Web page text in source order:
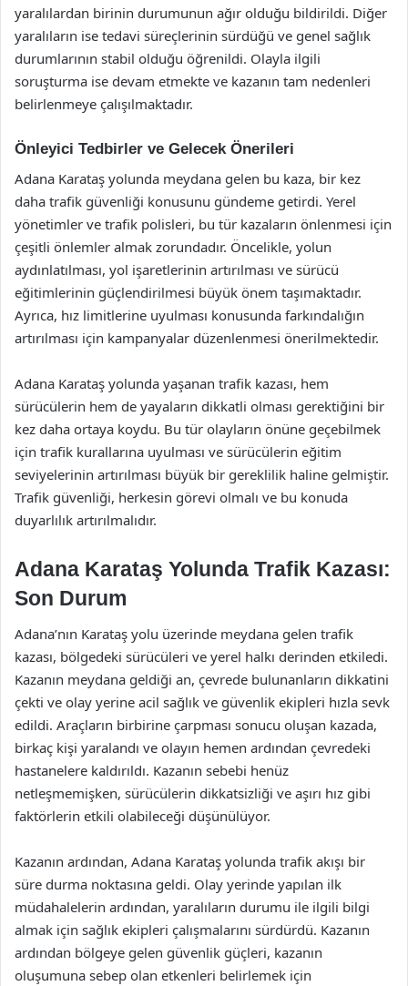
yaralılardan birinin durumunun ağır olduğu bildirildi. Diğer
yaralıların ise tedavi süreçlerinin sürdüğü ve genel sağlık
durumlarının stabil olduğu öğrenildi. Olayla ilgili
soruşturma ise devam etmekte ve kazanın tam nedenleri
belirlenmeye çalışılmaktadır.
Önleyici Tedbirler ve Gelecek Önerileri
Adana Karataş yolunda meydana gelen bu kaza, bir kez
daha trafik güvenliği konusunu gündeme getirdi. Yerel
yönetimler ve trafik polisleri, bu tür kazaların önlenmesi için
çeşitli önlemler almak zorundadır. Öncelikle, yolun
aydınlatılması, yol işaretlerinin artırılması ve sürücü
eğitimlerinin güçlendirilmesi büyük önem taşımaktadır.
Ayrıca, hız limitlerine uyulması konusunda farkındalığın
artırılması için kampanyalar düzenlenmesi önerilmektedir.
Adana Karataş yolunda yaşanan trafik kazası, hem
sürücülerin hem de yayaların dikkatli olması gerektiğini bir
kez daha ortaya koydu. Bu tür olayların önüne geçebilmek
için trafik kurallarına uyulması ve sürücülerin eğitim
seviyelerinin artırılması büyük bir gereklilik haline gelmiştir.
Trafik güvenliği, herkesin görevi olmalı ve bu konuda
duyarlılık artırılmalıdır.
Adana Karataş Yolunda Trafik Kazası:
Son Durum
Adana’nın Karataş yolu üzerinde meydana gelen trafik
kazası, bölgedeki sürücüleri ve yerel halkı derinden etkiledi.
Kazanın meydana geldiği an, çevrede bulunanların dikkatini
çekti ve olay yerine acil sağlık ve güvenlik ekipleri hızla sevk
edildi. Araçların birbirine çarpması sonucu oluşan kazada,
birkaç kişi yaralandı ve olayın hemen ardından çevredeki
hastanelere kaldırıldı. Kazanın sebebi henüz
netleşmemişken, sürücülerin dikkatsizliği ve aşırı hız gibi
faktörlerin etkili olabileceği düşünülüyor.
Kazanın ardından, Adana Karataş yolunda trafik akışı bir
süre durma noktasına geldi. Olay yerinde yapılan ilk
müdahalelerin ardından, yaralıların durumu ile ilgili bilgi
almak için sağlık ekipleri çalışmalarını sürdürdü. Kazanın
ardından bölgeye gelen güvenlik güçleri, kazanın
oluşumuna sebep olan etkenleri belirlemek için